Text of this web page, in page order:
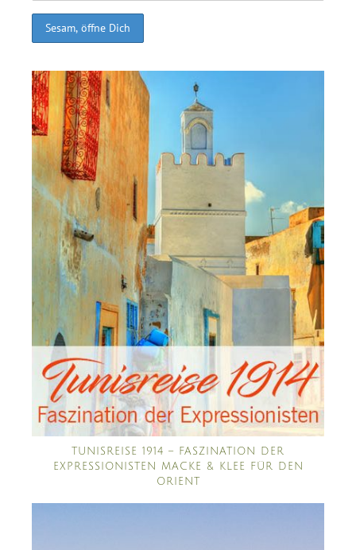
TUNISREISE 1914 – FASZINATION DER
EXPRESSIONISTEN MACKE & KLEE FÜR DEN
ORIENT